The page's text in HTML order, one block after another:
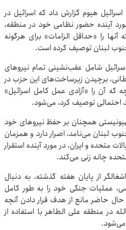
اسرائیل هیوم گزارش داد که اسرائیل در
آینده حضور نظامی خود در منطقه،
را «حداقل الزامات» برای هرگونه
لبنان توصیف کرده است.
شامل عقب‌نشینی تمام نیروهای
برچیدن زیرساخت‌های این حزب در
که آن را «آزادی عمل کامل اسرائیل»
احتمالی توصیف کرد، می‌شود.
همچنان بر حفظ نیروهای خود
لبنان می‌نامد، اصرار دارد و همزمان
متحده و ایران، در مورد آینده استقرار
چانه زنی می‌کند.
از پایان هفته گذشته، به دنبال
عملیات جنگی خود را به طور کامل
حاضر مانع از هدف قرار دادن آنچه
در منطقه علی الطاهر با استفاده از
می‌شود.